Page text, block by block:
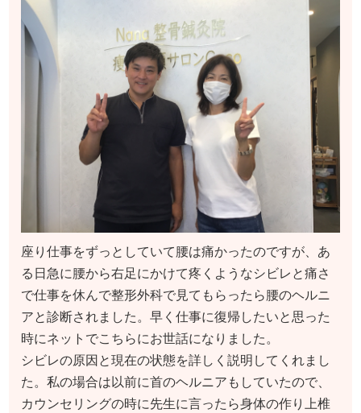
座り仕事をずっとしていて腰は痛かったのですが、あ
る日急に腰から右足にかけて疼くようなシビレと痛さ
で仕事を休んで整形外科で見てもらったら腰のヘルニ
アと診断されました。早く仕事に復帰したいと思った
時にネットでこちらにお世話になりました。
シビレの原因と現在の状態を詳しく説明してくれまし
た。私の場合は以前に首のヘルニアもしていたので、
カウンセリングの時に先生に言ったら身体の作り上椎